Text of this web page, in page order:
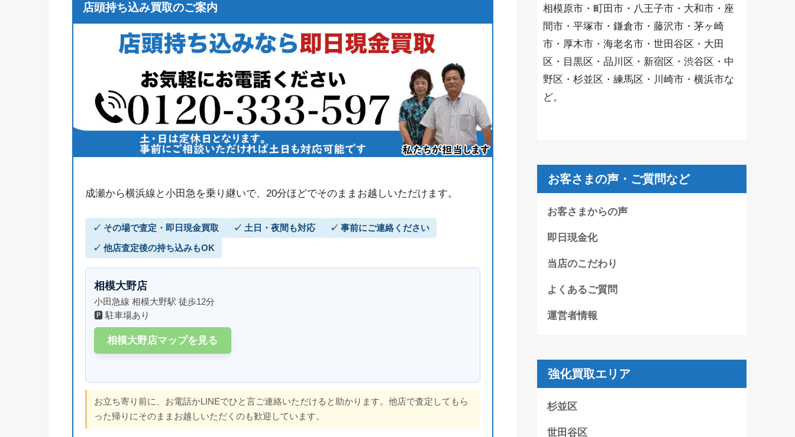
店頭持ち込み買取のご案内
成瀬から横浜線と小田急を乗り継いで、20分ほどでそのままお越しいただけます。
✓ その場で査定・即日現金買取 ✓ 土日・夜間も対応 ✓ 事前にご連絡ください
✓ 他店査定後の持ち込みもOK
相模大野店
小田急線 相模大野駅 徒歩12分
🅿 駐車場あり
相模大野店マップを見る
お立ち寄り前に、お電話かLINEでひと言ご連絡いただけると助かります。他店で査定してもら
った帰りにそのままお越しいただくのも歓迎しています。
相模原市・町田市・八王子市・大和市・座
間市・平塚市・鎌倉市・藤沢市・茅ヶ崎
市・厚木市・海老名市・世田谷区・大田
区・目黒区・品川区・新宿区・渋谷区・中
野区・杉並区・練馬区・川崎市・横浜市な
ど。
お客さまの声・ご質問など
お客さまからの声
即日現金化
当店のこだわり
よくあるご質問
運営者情報
強化買取エリア
杉並区
世田谷区